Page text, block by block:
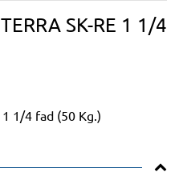
SK-RE 1 1/4
1 1/4 fad (50 Kg.)